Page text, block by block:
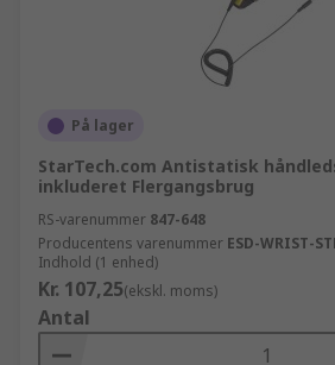
På lager
StarTech.com Antistatisk
inkluderet Flergangsbrug
RS-varenummer 847-648
Producentens varenummer ESD-WRIST-
Indhold (1 enhed)
Kr. 107,25(ekskl. moms)
Antal